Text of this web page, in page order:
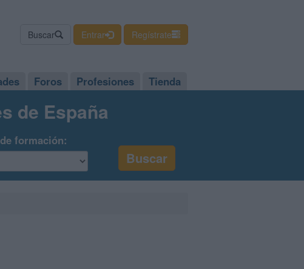
Buscar Entrar Regístrate
Foros Profesiones Tienda
de España
formación: